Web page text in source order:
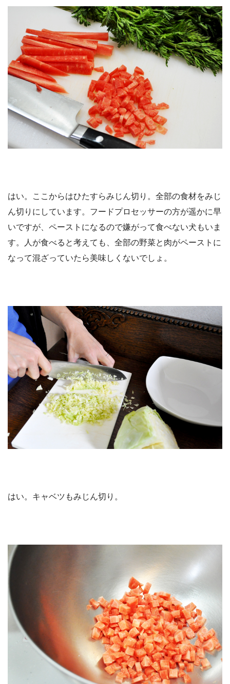
はい。ここからはひたすらみじん切り。全部の食材をみじ
ん切りにしています。フードプロセッサーの方が遥かに早
いですが、ペーストになるので嫌がって食べない犬もいま
す。人が食べると考えても、全部の野菜と肉がペーストに
なって混ざっていたら美味しくないでしょ。
はい。キャベツもみじん切り。